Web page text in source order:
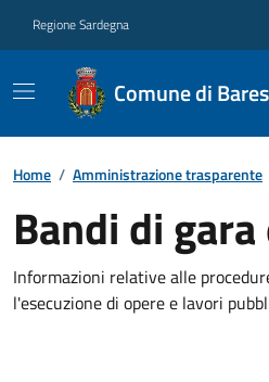
Regione Sardegna
Comune di
Home / Amministrazione trasparente
Bandi di
Informazioni relative alle
l'esecuzione di opere e lavori